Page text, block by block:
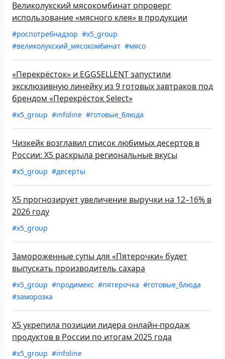
Великолукский мясокомбинат опроверг
использование «мясного клея» в продукции
#роспотребнадзор #x5_group
#великолукский_мясокомбинат #мясо
«Перекрёсток» и EGGSELLENT запустили
эксклюзивную линейку из 9 готовых завтраков под
брендом «Перекрёсток Select»
#x5_group #infoline #готовые_блюда
Чизкейк возглавил список любимых десертов в
России: X5 раскрыла региональные вкусы
#x5_group #десерты
X5 прогнозирует увеличение выручки на 12–16% в
2026 году
#x5_group
Замороженные супы для «Пятерочки» будет
выпускать производитель сахара
#x5_group #продимекс #пятерочка #готовые_блюда
#заморозка
X5 укрепила позиции лидера онлайн-продаж
продуктов в России по итогам 2025 года
#x5_group #infoline